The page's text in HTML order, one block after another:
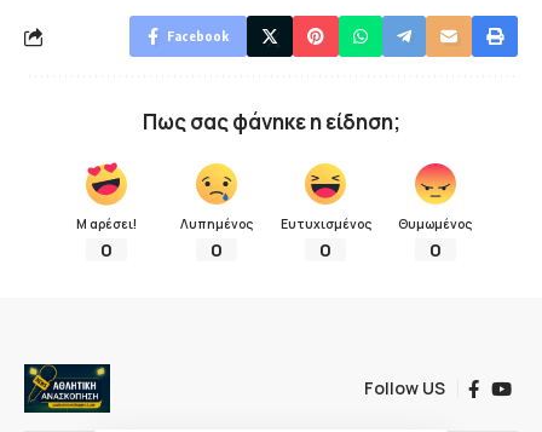
Facebook
Πως σας φάνηκε η είδηση;
Μ αρέσει!
0
Λυπημένος
0
Ευτυχισμένος
0
Θυμωμένος
0
Follow US